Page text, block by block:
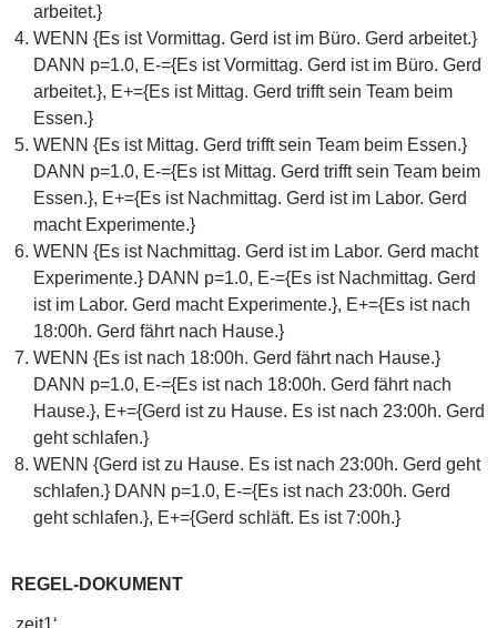
arbeitet.}
WENN {Es ist Vormittag. Gerd ist im Büro. Gerd arbeitet.}
DANN p=1.0, E-={Es ist Vormittag. Gerd ist im Büro. Gerd
arbeitet.}, E+={Es ist Mittag. Gerd trifft sein Team beim
Essen.}
WENN {Es ist Mittag. Gerd trifft sein Team beim Essen.}
DANN p=1.0, E-={Es ist Mittag. Gerd trifft sein Team beim
Essen.}, E+={Es ist Nachmittag. Gerd ist im Labor. Gerd
macht Experimente.}
WENN {Es ist Nachmittag. Gerd ist im Labor. Gerd macht
Experimente.} DANN p=1.0, E-={Es ist Nachmittag. Gerd
ist im Labor. Gerd macht Experimente.}, E+={Es ist nach
18:00h. Gerd fährt nach Hause.}
WENN {Es ist nach 18:00h. Gerd fährt nach Hause.}
DANN p=1.0, E-={Es ist nach 18:00h. Gerd fährt nach
Hause.}, E+={Gerd ist zu Hause. Es ist nach 23:00h. Gerd
geht schlafen.}
WENN {Gerd ist zu Hause. Es ist nach 23:00h. Gerd geht
schlafen.} DANN p=1.0, E-={Es ist nach 23:00h. Gerd
geht schlafen.}, E+={Gerd schläft. Es ist 7:00h.}
REGEL-DOKUMENT
‚zeit1‘